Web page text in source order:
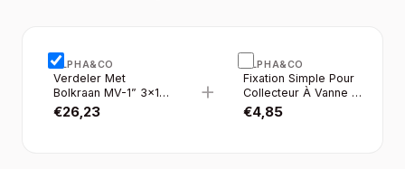
ALPHA&CO
Verdeler Met
Bolkraan MV-1” 3×16
Blauw
€26,23
+
ALPHA&CO
Fixation Simple Pour
Collecteur À Vanne 1”
2PCS/SET
€4,85